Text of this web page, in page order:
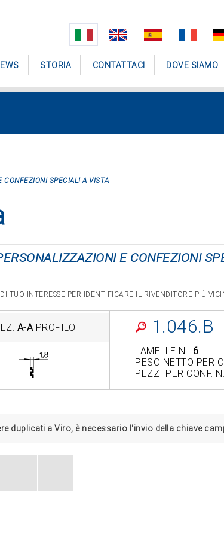
STORIA CONTATTACI DOVE SIAMO
CONFEZIONI SPECIALI A VISTA
E CONFEZIONI
TUO INTERESSE PER IDENTIFICARE IL RIVENDITORE PIÙ
A-APROFILO 1.046.B
LAMELLE N. 6
PESO NETTO PER
PEZZI PER CONF.
duplicati a Viro, è necessario l'invio della chiave